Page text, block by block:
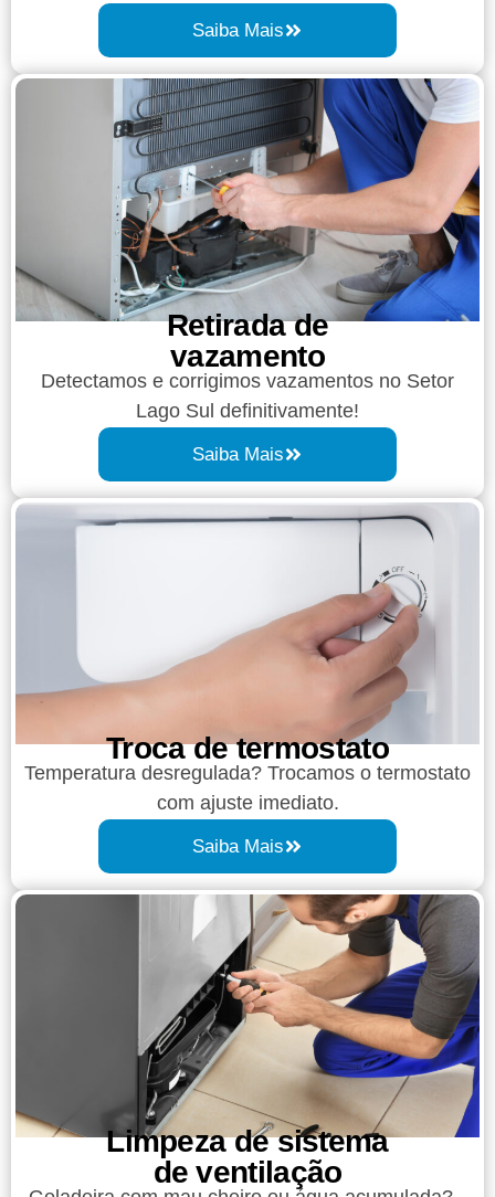
Saiba Mais
Retirada de
vazamento​​
Detectamos e corrigimos vazamentos no Setor
Lago Sul definitivamente!
Saiba Mais
Troca de termostato
Temperatura desregulada? Trocamos o termostato
com ajuste imediato.
Saiba Mais
Limpeza de sistema
de ventilação